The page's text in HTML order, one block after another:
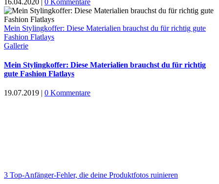
Mein Stylingkoffer: Diese Materialien brauchst du für richtig gute
Fashion Flatlays
Gallerie
Mein Stylingkoffer: Diese Materialien brauchst du für richtig
gute Fashion Flatlays
19.07.2019 | 0 Kommentare
3 Top-Anfänger-Fehler, die deine Produktfotos ruinieren